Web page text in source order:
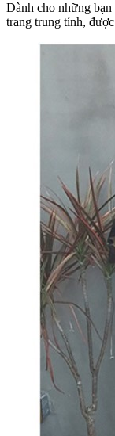
Dành cho những bạn
trang trung tính,